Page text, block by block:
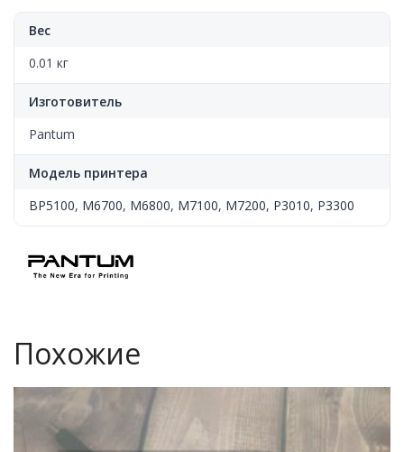
301022313001,
Вес
0.01 кг
Изготовитель
Pantum
Модель принтера
BP5100, M6700, M6800, M7100, M7200, P3010, P3300
Похожие